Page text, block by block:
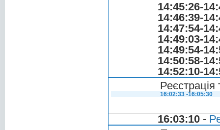
14:45:26-
14:46:39-
14:47:54-
14:49:03-
14:49:54-
14:50:58-
14:52:10-
Реєстрація
16:02:33 -16:05:30
16:03:10 -